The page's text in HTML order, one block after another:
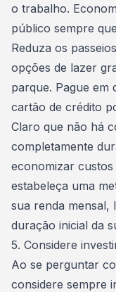
o trabalho.
público sempre
Reduza os
opções de lazer
parque. Pague em
cartão de crédito
Claro que não há
completamente
economizar custos
estabeleça uma
sua renda mensal,
duração inicial da
5. Considere
Ao se perguntar
considere sempre